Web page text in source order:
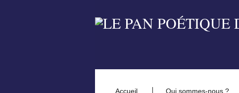
Accueil Qui sommes-nous ?